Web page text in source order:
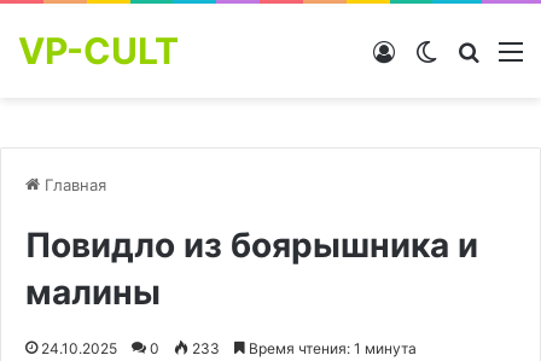
VP-CULT Switch skin
Войти
Главная
Повидло из боярышника и
малины
24.10.2025 0 233 Время чтения: 1 минута